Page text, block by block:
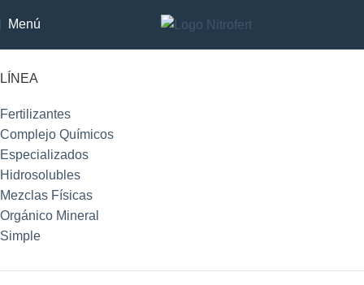
Menú
LÍNEA
Fertilizantes
Complejo Químicos
Especializados
Hidrosolubles
Mezclas Físicas
Orgánico Mineral
Simple